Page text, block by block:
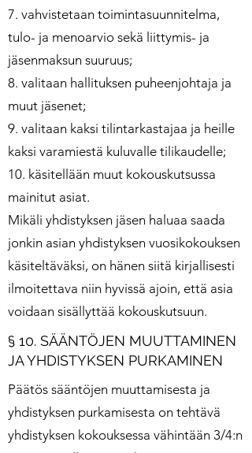
7. vahvistetaan toimintasuunnitelma,
tulo- ja menoarvio sekä liittymis- ja
jäsenmaksun suuruus;
8. valitaan hallituksen puheenjohtaja ja
muut jäsenet;
9. valitaan kaksi tilintarkastajaa ja heille
kaksi varamiestä kuluvalle tilikaudelle;
10. käsitellään muut kokouskutsussa
mainitut asiat.
Mikäli yhdistyksen jäsen haluaa saada
jonkin asian yhdistyksen vuosikokouksen
käsiteltäväksi, on hänen siitä kirjallisesti
ilmoitettava niin hyvissä ajoin, että asia
voidaan sisällyttää kokouskutsuun.
§ 10. SÄÄNTÖJEN MUUTTAMINEN
JA YHDISTYKSEN PURKAMINEN
Päätös sääntöjen muuttamisesta ja
yhdistyksen purkamisesta on tehtävä
yhdistyksen kokouksessa vähintään 3/4:n